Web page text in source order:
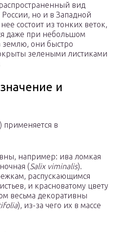
вид
но и в Западной
состоит из тонких веток,
даже при небольшом
землю, они быстро
зелеными листиками
и
) применяется в
например: ива ломкая
(Salix viminalis).
распускающимся
и красноватому цвету
весьма декоративны
), из-за чего их в массе